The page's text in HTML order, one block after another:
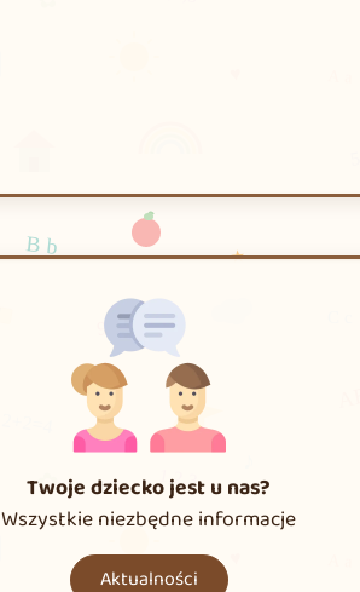
Twoje dziecko jest u nas?
Wszystkie niezbędne informacje
Aktualności